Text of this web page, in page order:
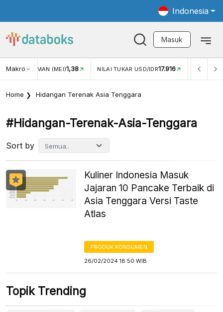
Indonesia
Masuk
MakroWISMAN (MEI)1,38 NILAI TUKAR USD/IDR17.916 INFLASI
Home Hidangan Terenak Asia Tenggara
#hidangan-Terenak-Asia-Tenggara
Sort by
Kuliner Indonesia Masuk
Jajaran 10 Pancake Terbaik di
Asia Tenggara Versi Taste
Atlas
PRODUK KONSUMEN
26/02/2024 18:50 WIB
Topik Trending